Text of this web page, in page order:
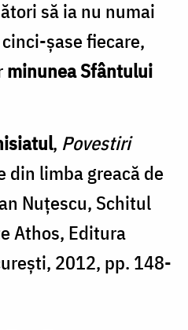
să ia nu numai
şase fiecare,
minunea Sfântului
, Povestiri
din limba greacă de
Nuţescu, Schitul
Athos, Editura
2012, pp. 148-